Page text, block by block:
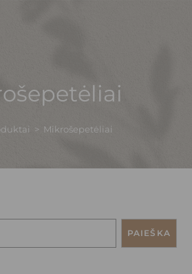
> Mikrošepetėliai
PAIEŠKA